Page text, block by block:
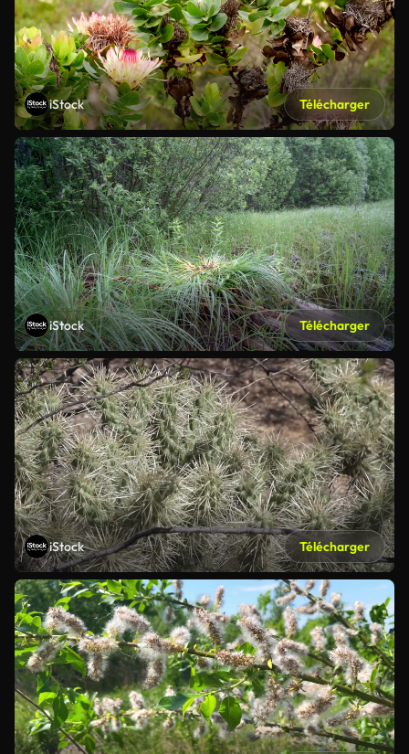
iStock Télécharger
iStock Télécharger
iStock Télécharger